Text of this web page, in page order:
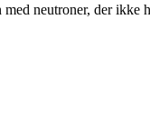
neutroner, der ikke